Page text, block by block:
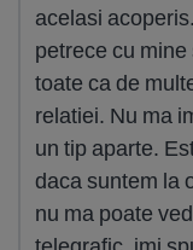
acelasi
petrece cu
toate ca de
relatiei. Nu ma
un tip aparte.
daca suntem la
nu ma poate